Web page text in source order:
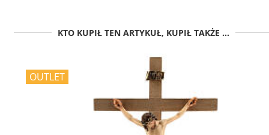
KTO KUPIŁ TEN ARTYKUŁ, KUPIŁ TAKŻE ...
OUTLET